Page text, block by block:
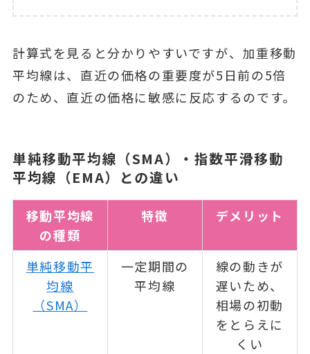
計算式を見ると分かりやすいですが、加重移動
平均線は、直近の価格の重要度が5日前の5倍
のため、直近の価格に敏感に反応するのです。
単純移動平均線（SMA）・指数平滑移動
平均線（EMA）との違い
移動平均線
の種類
特徴 デメリット
単純移動平
均線
（SMA）
一定期間の
平均線
線の動きが
遅いため、
相場の初動
をとらえに
くい